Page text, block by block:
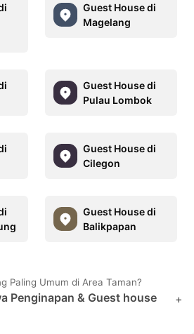
Guest House di
Magelang
Guest House di
Pulau Lombok
Guest House di
Cilegon
Guest House di
Balikpapan
Paling Umum di Area Taman?
Penginapan & Guest house
+